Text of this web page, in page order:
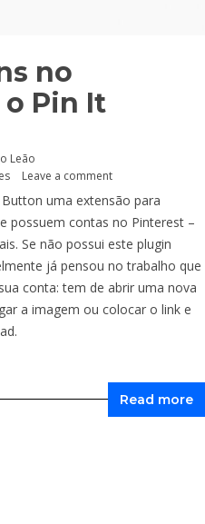
no
Pin It
Leão
Leave a comment
uma extensão para
possuem contas no Pinterest –
Se não possui este plugin
já pensou no trabalho que
conta: tem de abrir uma nova
a imagem ou colocar o link e
Read more